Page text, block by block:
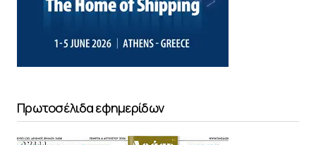
Πρωτοσέλιδα εφημερίδων